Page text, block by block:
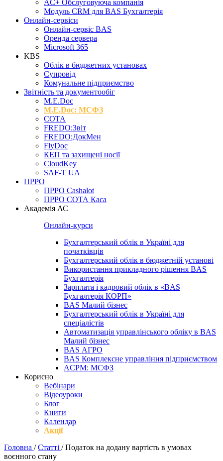
AC+ Обслуговуюча компанія
Модуль CRM для BAS Бухгалтерія
Онлайн-сервіси
Онлайн-сервіс BAS
Оренда сервера
Microsoft 365
KBS
Облік в бюджетних установах
Супровід
Комунальне підприємство
Звітність та документообіг
M.Е.Doc
M.E.Doc: МСФЗ
СОТА
FREDO:Звіт
FREDO:ДокМен
FlyDoc
КЕП та захищені носії
CloudKey
SAF-T UA
ПРРО
ПРРО Cashalot
ПРРО СОТА Каса
Академія АС
Онлайн-курси
Бухгалтерський облік в Україні для
початківців
Бухгалтерський облік в бюджетній установі
Використання прикладного рішення BAS
Бухгалтерія
Зарплата і кадровий облік в «BAS
Бухгалтерія КОРП»
BAS Малий бізнес
Бухгалтерський облік в Україні для
спеціалістів
Автоматизація управлінського обліку в BAS
Малий бізнес
BAS АГРО
BAS Комплексне управління підприємством
ACPM: МСФЗ
Корисно
Вебінари
Відеоуроки
Блог
Книги
Календар
Акції
Головна / Статті / Податок на додану вартість в умовах
воєнного стану